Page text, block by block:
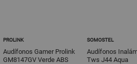
PROLINK
Audífonos Gamer Prolink
GM8147GV Verde ABS
SOMOSTEL
Audífonos
Tws J44 Aqua